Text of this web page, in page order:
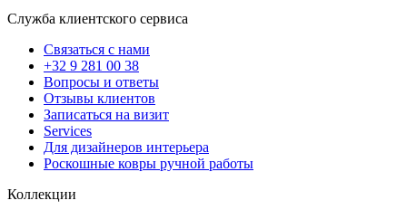
Служба клиентского сервиса
Связаться с нами
+32 9 281 00 38
Вопросы и ответы
Отзывы клиентов
Записаться на визит
Services
Для дизайнеров интерьера
Роскошные ковры ручной работы
Коллекции